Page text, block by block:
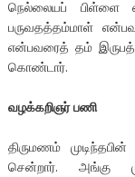
நெல்லையப் பிள்ளை
பருவதத்தம்மாள்
என்பவரைத் தம்
கொண்டார்.
வழக்கறிஞர் பணி
திருமணம்
சென்றார். அங்கு